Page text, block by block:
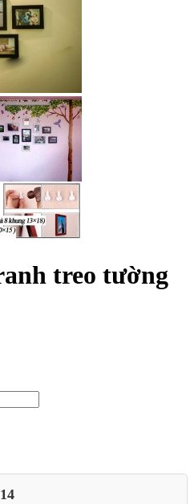
treo tường